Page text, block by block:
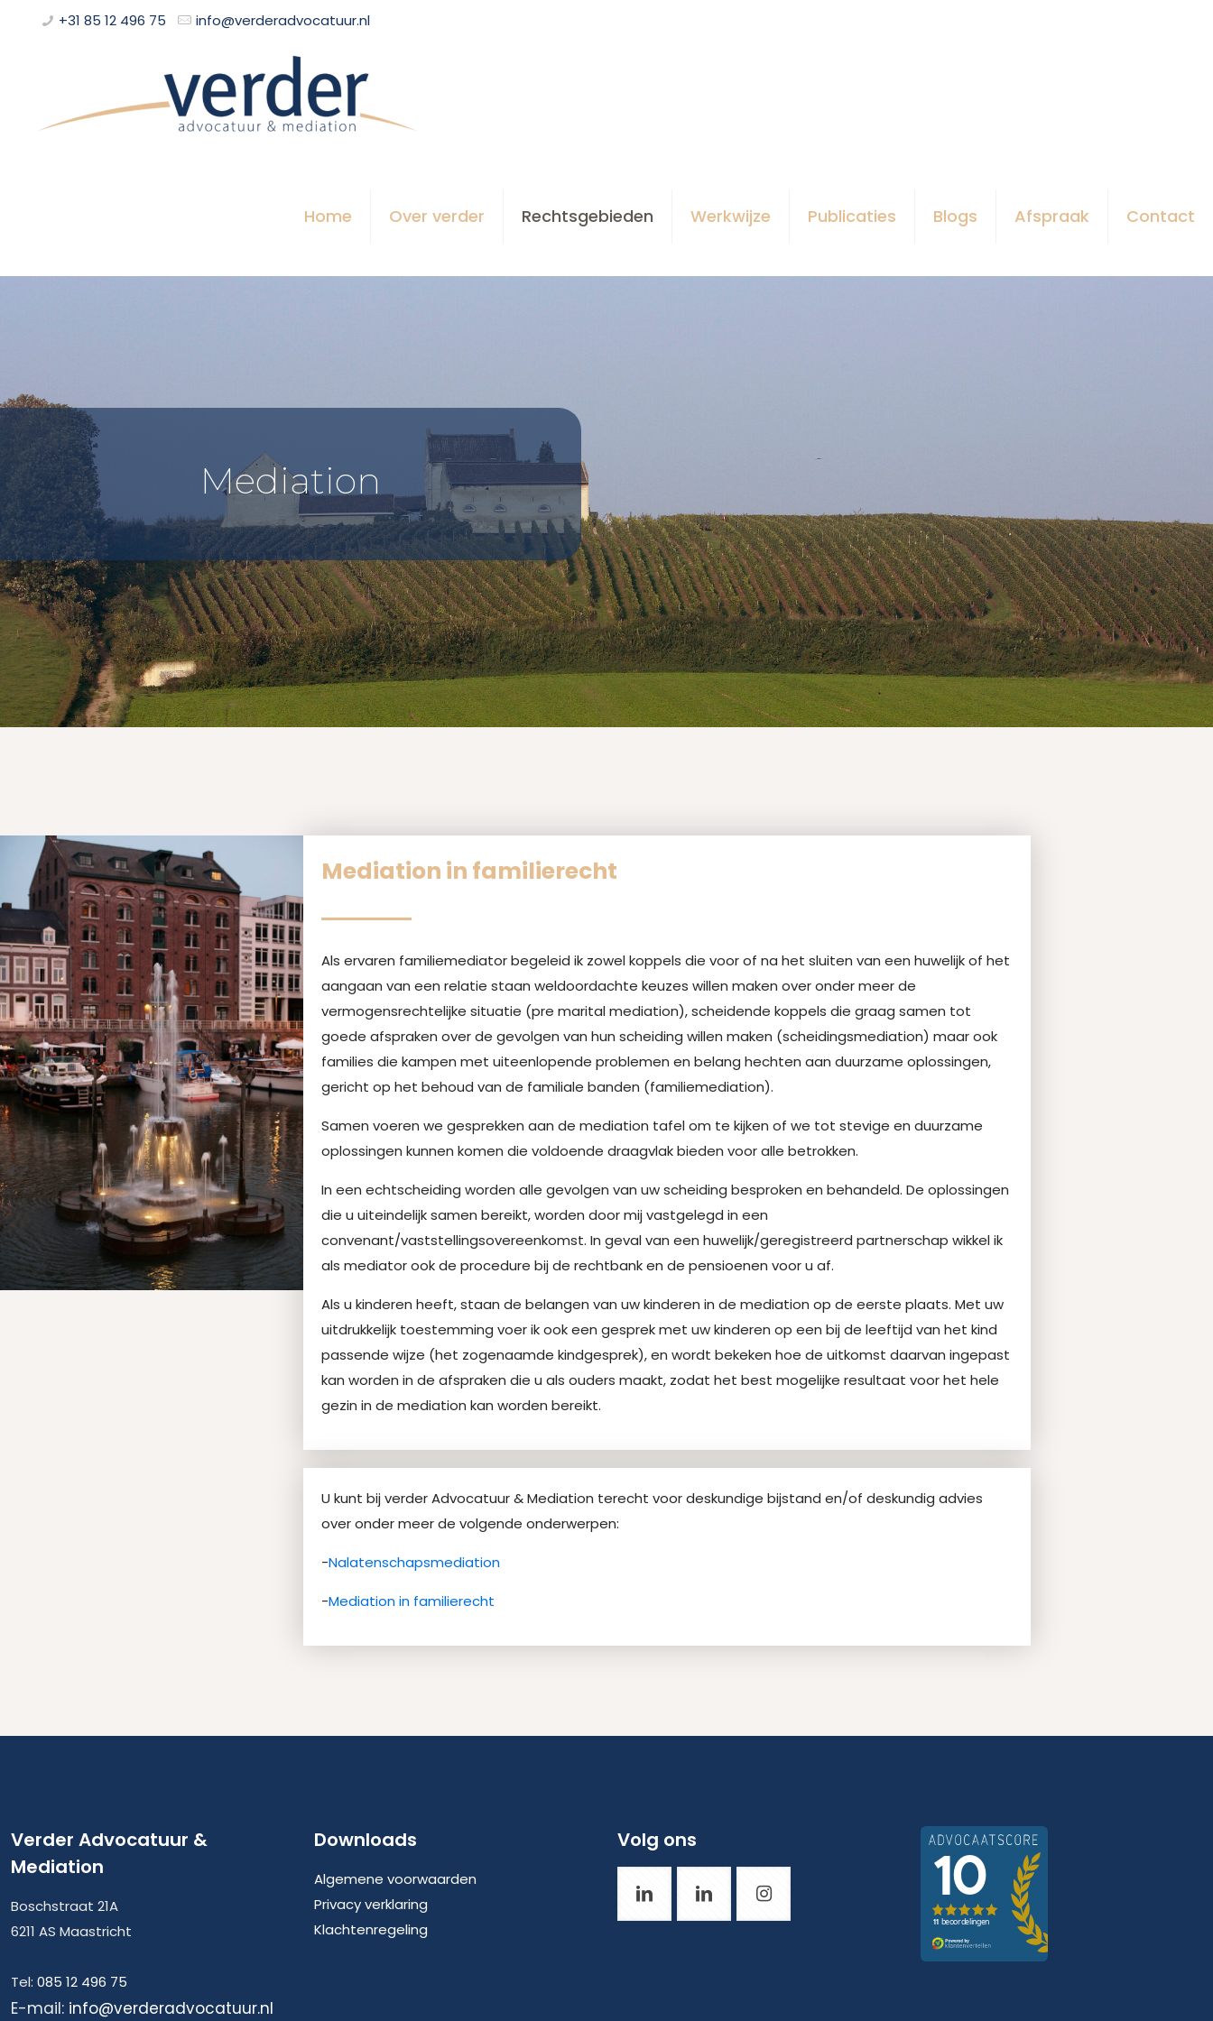
+31 85 12 496 75 info@verderadvocatuur.nl
Home Over verder Rechtsgebieden Werkwijze Publicaties Blogs Afspraak Contact
Mediation
Mediation in familierecht
Als ervaren familiemediator begeleid ik zowel koppels die voor of na het sluiten van een huwelijk of het
aangaan van een relatie staan weldoordachte keuzes willen maken over onder meer de
vermogensrechtelijke situatie (pre marital mediation), scheidende koppels die graag samen tot
goede afspraken over de gevolgen van hun scheiding willen maken (scheidingsmediation) maar ook
families die kampen met uiteenlopende problemen en belang hechten aan duurzame oplossingen,
gericht op het behoud van de familiale banden (familiemediation).
Samen voeren we gesprekken aan de mediation tafel om te kijken of we tot stevige en duurzame
oplossingen kunnen komen die voldoende draagvlak bieden voor alle betrokken.
In een echtscheiding worden alle gevolgen van uw scheiding besproken en behandeld. De oplossingen
die u uiteindelijk samen bereikt, worden door mij vastgelegd in een
convenant/vaststellingsovereenkomst. In geval van een huwelijk/geregistreerd partnerschap wikkel ik
als mediator ook de procedure bij de rechtbank en de pensioenen voor u af.
Als u kinderen heeft, staan de belangen van uw kinderen in de mediation op de eerste plaats. Met uw
uitdrukkelijk toestemming voer ik ook een gesprek met uw kinderen op een bij de leeftijd van het kind
passende wijze (het zogenaamde kindgesprek), en wordt bekeken hoe de uitkomst daarvan ingepast
kan worden in de afspraken die u als ouders maakt, zodat het best mogelijke resultaat voor het hele
gezin in de mediation kan worden bereikt.
U kunt bij verder Advocatuur & Mediation terecht voor deskundige bijstand en/of deskundig advies
over onder meer de volgende onderwerpen:
-Nalatenschapsmediation
-Mediation in familierecht
Verder Advocatuur &
Mediation
Boschstraat 21A
6211 AS Maastricht
Tel: 085 12 496 75
E-mail: info@verderadvocatuur.nl
Downloads
Algemene voorwaarden
Privacy verklaring
Klachtenregeling
Volg ons